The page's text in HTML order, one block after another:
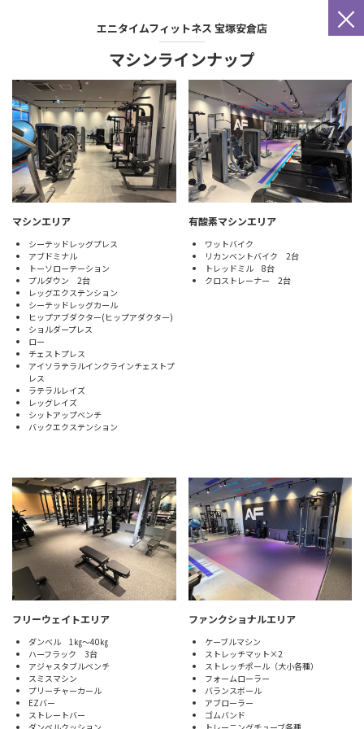
×
エニタイムフィットネス 宝塚安倉店
マシンラインナップ
マシンエリア
シーテッドレッグプレス
アブドミナル
トーソローテーション
プルダウン 2台
レッグエクステンション
シーテッドレッグカール
ヒップアブダクター(ヒップアダクター)
ショルダープレス
ロー
チェストプレス
アイソラテラルインクラインチェストプ
レス
ラテラルレイズ
レッグレイズ
シットアップベンチ
バックエクステンション
有酸素マシンエリア
ワットバイク
リカンベントバイク 2台
トレッドミル 8台
クロストレーナー 2台
フリーウェイトエリア
ダンベル 1㎏～40㎏
ハーフラック 3台
アジャスタブルベンチ
スミスマシン
プリーチャーカール
EZバー
ストレートバー
ファンクショナルエリア
ケーブルマシン
ストレッチマット×2
ストレッチポール（大小各種）
フォームローラー
バランスボール
アブローラー
ゴムバンド